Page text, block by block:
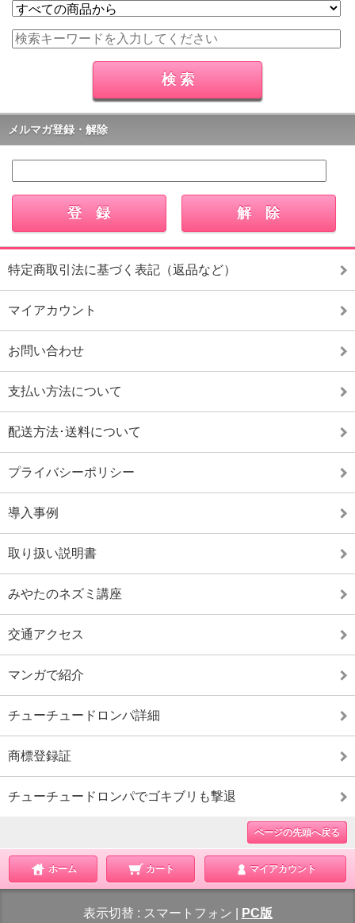
メルマガ登録・解除
特定商取引法に基づく表記（返品など）
マイアカウント
お問い合わせ
支払い方法について
配送方法･送料について
プライバシーポリシー
導入事例
取り扱い説明書
みやたのネズミ講座
交通アクセス
マンガで紹介
チューチュードロンパ詳細
商標登録証
チューチュードロンパでゴキブリも撃退
ページの先頭へ戻る
ホーム カート マイアカウント
表示切替 : スマートフォン PC版